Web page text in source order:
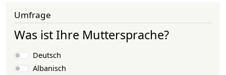
Umfrage
Was ist Ihre Muttersprache?
Auswahlmöglichkeiten
Deutsch
Albanisch